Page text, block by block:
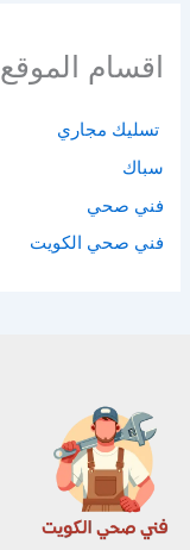
اقسام الموقع
تسليك مجاري
سباك
فني صحي
فني صحي الكويت